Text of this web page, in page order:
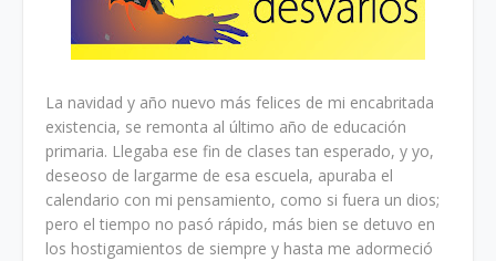
La navidad y año nuevo más felices de mi encabritada
existencia, se remonta al último año de educación
primaria. Llegaba ese fin de clases tan esperado, y yo,
deseoso de largarme de esa escuela, apuraba el
calendario con mi pensamiento, como si fuera un dios;
pero el tiempo no pasó rápido, más bien se detuvo en
los hostigamientos de siempre y hasta me adormeció